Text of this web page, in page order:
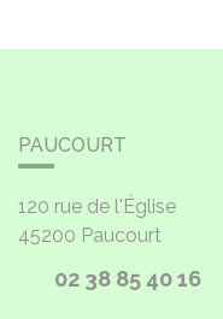
PAUCOURT
120 rue de l'Église
45200 Paucourt
02 38 85 40 16